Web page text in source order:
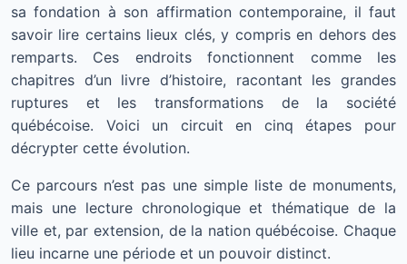
sa fondation à son affirmation contemporaine, il faut
savoir lire certains lieux clés, y compris en dehors des
remparts. Ces endroits fonctionnent comme les
chapitres d’un livre d’histoire, racontant les grandes
ruptures et les transformations de la société
québécoise. Voici un circuit en cinq étapes pour
décrypter cette évolution.
Ce parcours n’est pas une simple liste de monuments,
mais une lecture chronologique et thématique de la
ville et, par extension, de la nation québécoise. Chaque
lieu incarne une période et un pouvoir distinct.